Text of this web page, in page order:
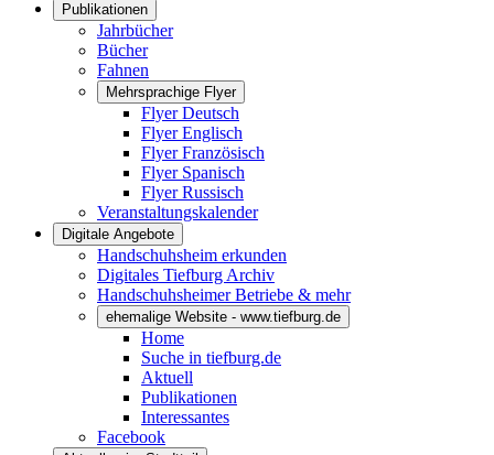
Publikationen
Jahrbücher
Bücher
Fahnen
Mehrsprachige Flyer
Flyer Deutsch
Flyer Englisch
Flyer Französisch
Flyer Spanisch
Flyer Russisch
Veranstaltungskalender
Digitale Angebote
Handschuhsheim erkunden
Digitales Tiefburg Archiv
Handschuhsheimer Betriebe & mehr
ehemalige Website - www.tiefburg.de
Home
Suche in tiefburg.de
Aktuell
Publikationen
Interessantes
Facebook